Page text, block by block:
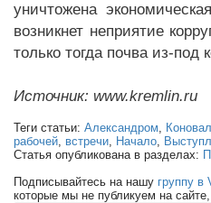
уничтожена
возникнет неприятие
только тогда почва из-под
Источник: www.kremlin.ru
Теги статьи: Александром,
рабочей, встречи, Начало,
Статья опубликована в разделах:
Подписывайтесь на нашу группу в
которые мы не публикуем на